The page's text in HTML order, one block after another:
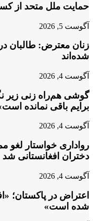
حمایت ملل متحد از
آگوست 5, 2026
زنان معترض: طالبان
شده‌اند
آگوست 4, 2026
گوشی هم‌راه زنی زیر
برایم باقی نمانده
آگوست 4, 2026
رواداری خواستار لغو
دختران افغانستانی شد
آگوست 4, 2026
اعتراض در پاکستان؛
شده است»